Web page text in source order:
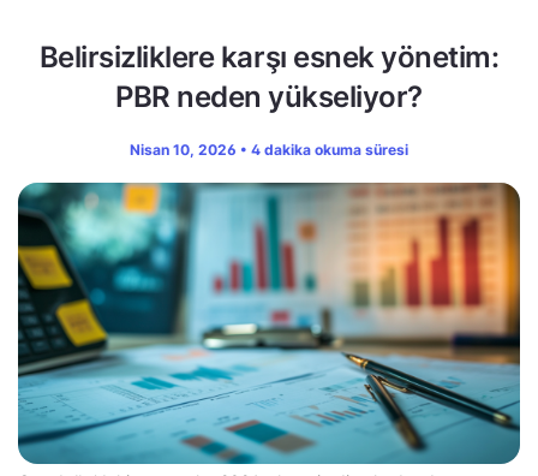
Belirsizliklere karşı esnek yönetim:
PBR neden yükseliyor?
Nisan 10, 2026 • 4 dakika okuma süresi